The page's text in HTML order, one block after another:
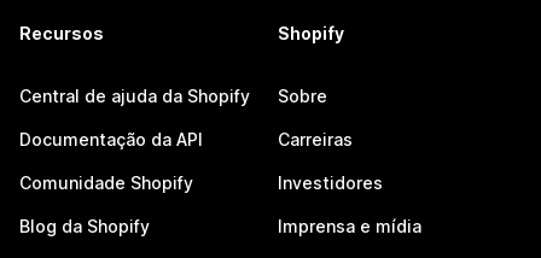
Recursos
Central de ajuda da Shopify
Documentação da API
Comunidade Shopify
Blog da Shopify
Shopify
Sobre
Carreiras
Investidores
Imprensa e mídia